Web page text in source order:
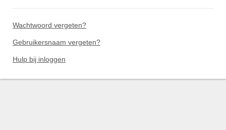
Wachtwoord vergeten?
Gebruikersnaam vergeten?
Hulp bij inloggen